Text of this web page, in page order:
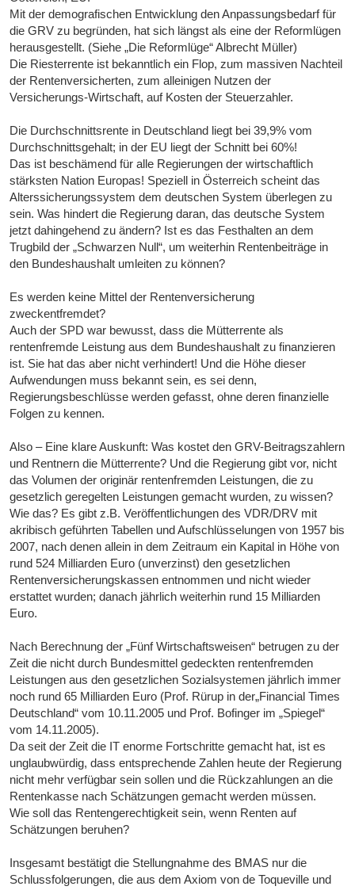
Mit der demografischen Entwicklung den Anpassungsbedarf für
die GRV zu begründen, hat sich längst als eine der Reformlügen
herausgestellt. (Siehe „Die Reformlüge“ Albrecht Müller)
Die Riesterrente ist bekanntlich ein Flop, zum massiven Nachteil
der Rentenversicherten, zum alleinigen Nutzen der
Versicherungs-Wirtschaft, auf Kosten der Steuerzahler.
Die Durchschnittsrente in Deutschland liegt bei 39,9% vom
Durchschnittsgehalt; in der EU liegt der Schnitt bei 60%!
Das ist beschämend für alle Regierungen der wirtschaftlich
stärksten Nation Europas! Speziell in Österreich scheint das
Alterssicherungssystem dem deutschen System überlegen zu
sein. Was hindert die Regierung daran, das deutsche System
jetzt dahingehend zu ändern? Ist es das Festhalten an dem
Trugbild der „Schwarzen Null“, um weiterhin Rentenbeiträge in
den Bundeshaushalt umleiten zu können?
Es werden keine Mittel der Rentenversicherung
zweckentfremdet?
Auch der SPD war bewusst, dass die Mütterrente als
rentenfremde Leistung aus dem Bundeshaushalt zu finanzieren
ist. Sie hat das aber nicht verhindert! Und die Höhe dieser
Aufwendungen muss bekannt sein, es sei denn,
Regierungsbeschlüsse werden gefasst, ohne deren finanzielle
Folgen zu kennen.
Also – Eine klare Auskunft: Was kostet den GRV-Beitragszahlern
und Rentnern die Mütterrente? Und die Regierung gibt vor, nicht
das Volumen der originär rentenfremden Leistungen, die zu
gesetzlich geregelten Leistungen gemacht wurden, zu wissen?
Wie das? Es gibt z.B. Veröffentlichungen des VDR/DRV mit
akribisch geführten Tabellen und Aufschlüsselungen von 1957 bis
2007, nach denen allein in dem Zeitraum ein Kapital in Höhe von
rund 524 Milliarden Euro (unverzinst) den gesetzlichen
Rentenversicherungskassen entnommen und nicht wieder
erstattet wurden; danach jährlich weiterhin rund 15 Milliarden
Euro.
Nach Berechnung der „Fünf Wirtschaftsweisen“ betrugen zu der
Zeit die nicht durch Bundesmittel gedeckten rentenfremden
Leistungen aus den gesetzlichen Sozialsystemen jährlich immer
noch rund 65 Milliarden Euro (Prof. Rürup in der„Financial Times
Deutschland“ vom 10.11.2005 und Prof. Bofinger im „Spiegel“
vom 14.11.2005).
Da seit der Zeit die IT enorme Fortschritte gemacht hat, ist es
unglaubwürdig, dass entsprechende Zahlen heute der Regierung
nicht mehr verfügbar sein sollen und die Rückzahlungen an die
Rentenkasse nach Schätzungen gemacht werden müssen.
Wie soll das Rentengerechtigkeit sein, wenn Renten auf
Schätzungen beruhen?
Insgesamt bestätigt die Stellungnahme des BMAS nur die
Schlussfolgerungen, die aus dem Axiom von de Toqueville und